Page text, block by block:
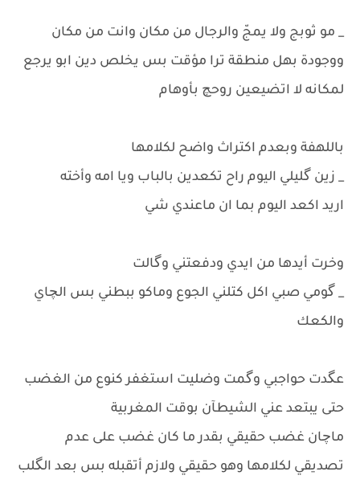
_ مو ثوبج ولا يمجّ والرجال من مكان وانت من مكان
ووجودة بهل منطقة ترا مؤقت بس يخلص دين ابو يرجع
لمكانه لا اتضيعين روحچ بأوهام
باللهفة وبعدم اكتراث واضح لكلامها
_ زين گليلي اليوم راح تكعدين بالباب ويا امه وأخته
اريد اكعد اليوم بما ان ماعندي شي
وخرت أيدها من ايدي ودفعتني وگالت
_ گومي صبي اكل كتلني الجوع وماكو ببطني بس الچاي
والكعك
عگدت حواجبي وگمت وضليت استغفر كنوع من الغضب
حتى يبتعد عني الشيطآن بوقت المغربية
ماچان غضب حقيقي بقدر ما كان غضب على عدم
تصديقي لكلامها وهو حقيقي ولازم أتقبله بس بعد الگلب